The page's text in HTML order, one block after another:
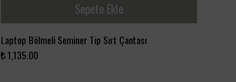
Sepete Ekle
Laptop Bölmeli Seminer Tip Sırt Çantası
₺ 1,135.00